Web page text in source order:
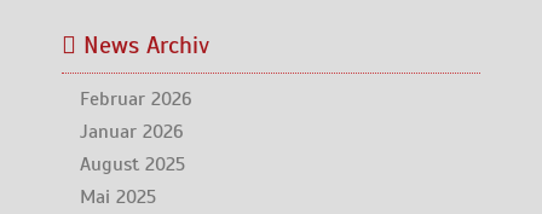
News Archiv
Februar 2026
Januar 2026
August 2025
Mai 2025